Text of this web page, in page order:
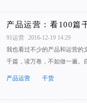
产品运营：看100篇
91运营 2016-12-19 14:29
我也看过不少的产品和运营的
千篇，读万卷，不如做一遍
产品运营 干货